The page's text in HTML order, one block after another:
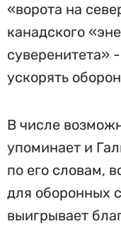
«ворота на
канадского
суверенитета»
ускорять
В числе
упоминает и
по его словам,
для оборонных
выигрывает